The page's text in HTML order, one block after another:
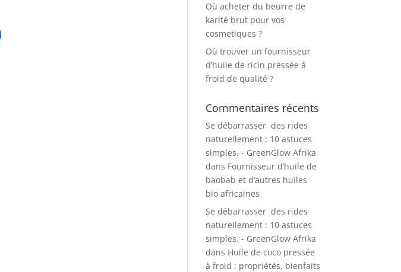
Où acheter du beurre de
karité brut pour vos
cosmetiques ?
Où trouver un fournisseur
d’huile de ricin pressée à
froid de qualité ?
Commentaires récents
Se débarrasser des rides
naturellement : 10 astuces
simples. - GreenGlow Afrika
dans Fournisseur d’huile de
baobab et d’autres huiles
bio africaines
Se débarrasser des rides
naturellement : 10 astuces
simples. - GreenGlow Afrika
dans Huile de coco pressée
à froid : propriétés, bienfaits